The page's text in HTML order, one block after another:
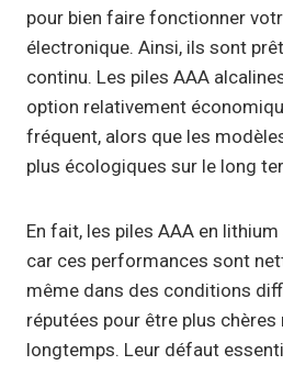
pour bien faire fonctionner
électronique. Ainsi, ils sont
continu. Les piles AAA
option relativement
fréquent, alors que les
plus écologiques sur le long
En fait, les piles AAA en
car ces performances sont
même dans des conditions
réputées pour être plus
longtemps. Leur défaut